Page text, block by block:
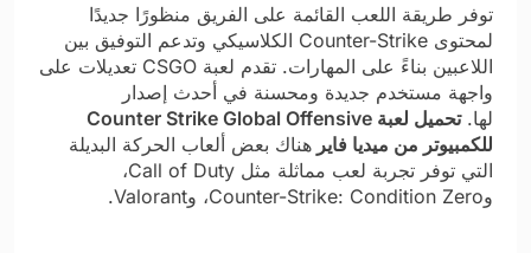
توفر طريقة اللعب القائمة على الفريق منظورًا جديدًا
لمحتوى Counter-Strike الكلاسيكي وتدعم التوفيق بين
اللاعبين بناءً على المهارات. تقدم لعبة CSGO تعديلات على
واجهة مستخدم جديدة ومحسنة في أحدث إصدار
لها.
تحميل لعبة Counter Strike Global Offensive
للكمبيوتر من ميديا فاير هناك بعض ألعاب الحركة البديلة
التي توفر تجربة لعب مماثلة مثل Call of Duty،
وCounter-Strike: Condition Zero، وValorant.